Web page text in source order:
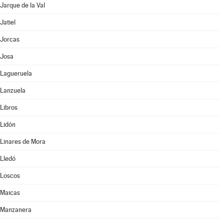
Jarque de la Val
Jatiel
Jorcas
Josa
Lagueruela
Lanzuela
Libros
Lidón
Linares de Mora
Lledó
Loscos
Maicas
Manzanera